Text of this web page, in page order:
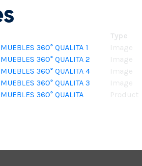
Type
360° QUALITA 1
Image
360° QUALITA 2
Image
360° QUALITA 4
Image
360° QUALITA 3
Image
360° QUALITA
Product